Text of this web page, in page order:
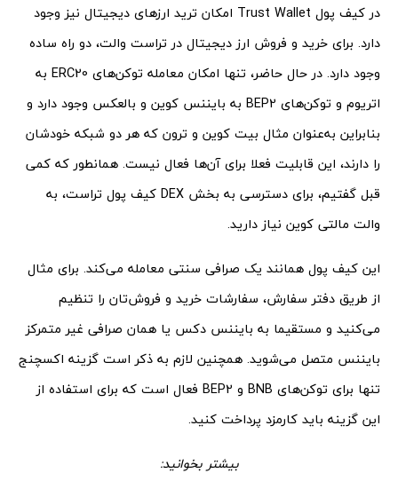
در کیف پول Trust Wallet امکان ترید ارزهای دیجیتال نیز وجود
دارد. برای خرید و فروش ارز دیجیتال در تراست والت، دو راه ساده
وجود دارد. در حال حاضر، تنها امکان معامله توکن‌های ERC20 به
اتریوم و توکن‌های BEP2 به بایننس کوین و بالعکس وجود دارد و
بنابراین به‌عنوان مثال بیت کوین و ترون که هر دو شبکه خودشان
را دارند، این قابلیت فعلا برای آن‌ها فعال نیست. همانطور که کمی
قبل گفتیم، برای دسترسی به بخش DEX کیف پول تراست، به
والت مالتی کوین نیاز دارید.
این کیف پول همانند یک صرافی سنتی معامله می‌کند. برای مثال
از طریق دفتر سفارش، سفارشات خرید و فروش‌تان را تنظیم
می‌کنید و مستقیما به بایننس دکس یا همان صرافی غیر متمرکز
بایننس متصل می‌شوید. همچنین لازم به ذکر است گزینه اکسچنج
تنها برای توکن‌های BNB و BEP2 فعال است که برای استفاده از
این گزینه باید کارمزد پرداخت کنید.
بیشتر بخوانید: